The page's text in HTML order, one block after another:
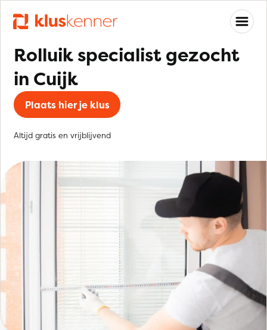
Rolluik specialist gezocht
in Cuijk
Plaats hier je klus
Altijd gratis en vrijblijvend